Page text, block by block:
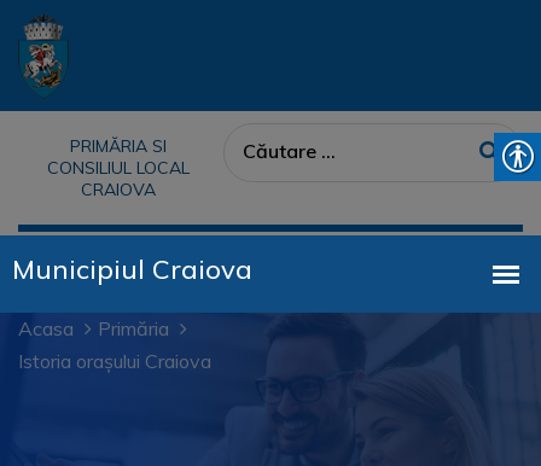
PRIMĂRIA SI
CONSILIUL LOCAL
CRAIOVA
Acasa
Primăria
Istoria orașului Craiova